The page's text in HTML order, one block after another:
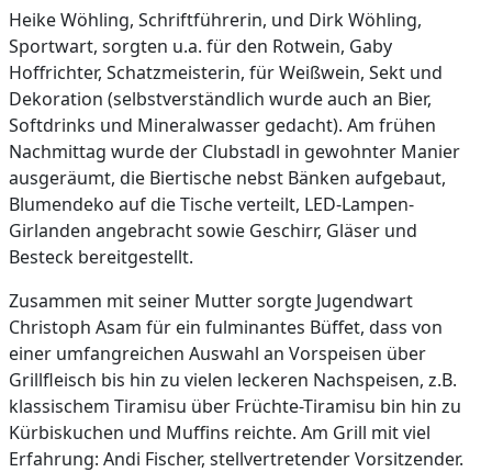
Heike Wöhling, Schriftführerin, und Dirk Wöhling,
Sportwart, sorgten u.a. für den Rotwein, Gaby
Hoffrichter, Schatzmeisterin, für Weißwein, Sekt und
Dekoration (selbstverständlich wurde auch an Bier,
Softdrinks und Mineralwasser gedacht). Am frühen
Nachmittag wurde der Clubstadl in gewohnter Manier
ausgeräumt, die Biertische nebst Bänken aufgebaut,
Blumendeko auf die Tische verteilt, LED-Lampen-
Girlanden angebracht sowie Geschirr, Gläser und
Besteck bereitgestellt.
Zusammen mit seiner Mutter sorgte Jugendwart
Christoph Asam für ein fulminantes Büffet, dass von
einer umfangreichen Auswahl an Vorspeisen über
Grillfleisch bis hin zu vielen leckeren Nachspeisen, z.B.
klassischem Tiramisu über Früchte-Tiramisu bin hin zu
Kürbiskuchen und Muffins reichte. Am Grill mit viel
Erfahrung: Andi Fischer, stellvertretender Vorsitzender.